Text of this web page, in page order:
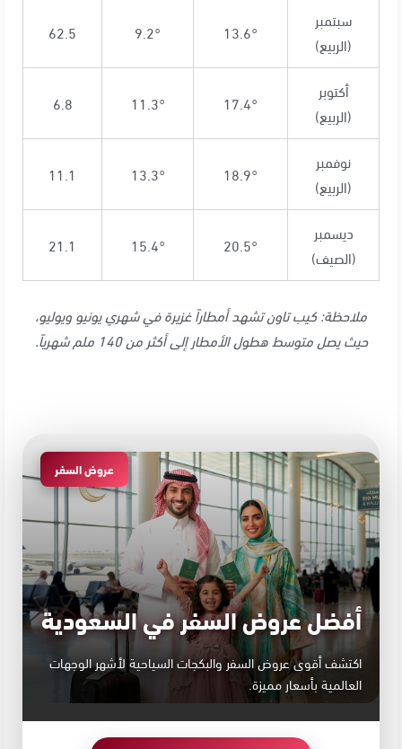
سبتمبر
(الربيع)
13.6°
9.2°
62.5
أكتوبر
(الربيع)
17.4°
11.3°
6.8
نوفمبر
(الربيع)
18.9°
13.3°
11.1
ديسمبر
(الصيف)
20.5°
15.4°
21.1
ملاحظة: كيب تاون تشهد أمطاراً غزيرة في شهري يونيو ويوليو،
حيث يصل متوسط هطول الأمطار إلى أكثر من 140 ملم شهرياً
.
عروض السفر
أفضل عروض السفر في السعودية
اكتشف أقوى عروض السفر والبكجات السياحية لأشهر الوجهات
العالمية بأسعار مميزة.